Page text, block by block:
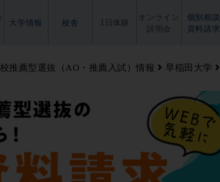
大学情報 校舎 1日体験
オンライン
説明会
個別相談
資料請求
推薦型選抜（AO・推薦入試）情報
早稲田大学